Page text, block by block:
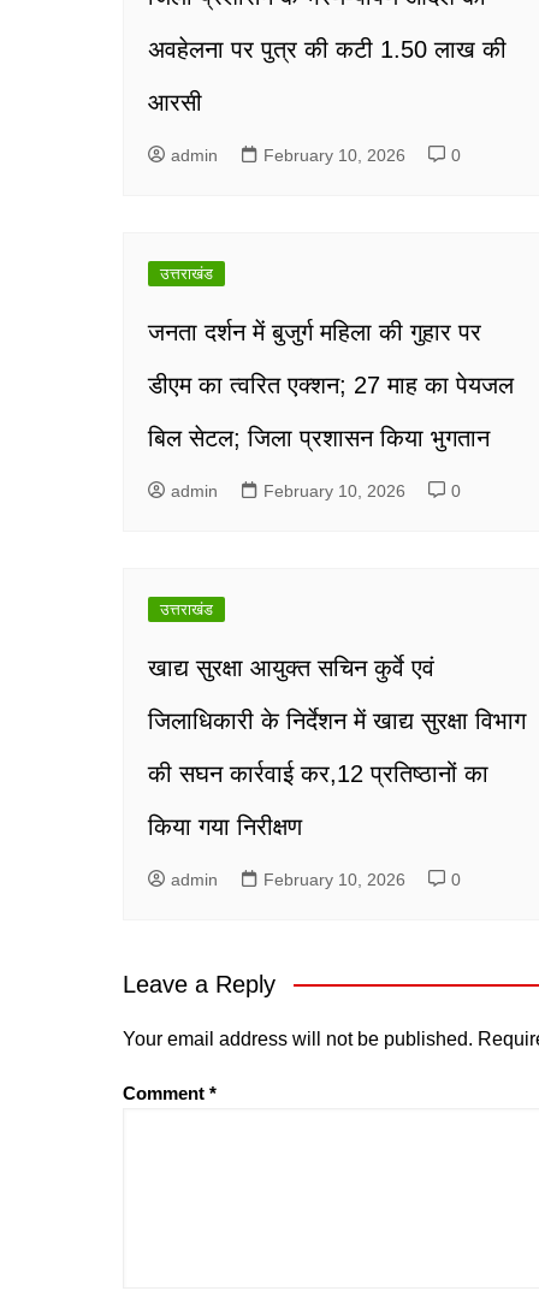
अवहेलना पर पुत्र की कटी 1.50 लाख की
आरसी
admin February 10, 2026 0
उत्तराखंड
जनता दर्शन में बुजुर्ग महिला की गुहार पर
डीएम का त्वरित एक्शन; 27 माह का पेयजल
बिल सेटल; जिला प्रशासन किया भुगतान
admin February 10, 2026 0
उत्तराखंड
खाद्य सुरक्षा आयुक्त सचिन कुर्वे एवं
जिलाधिकारी के निर्देशन में खाद्य सुरक्षा विभाग
की सघन कार्रवाई कर,12 प्रतिष्ठानों का
किया गया निरीक्षण
admin February 10, 2026 0
Leave a Reply
Your email address will not be published.
Comment *